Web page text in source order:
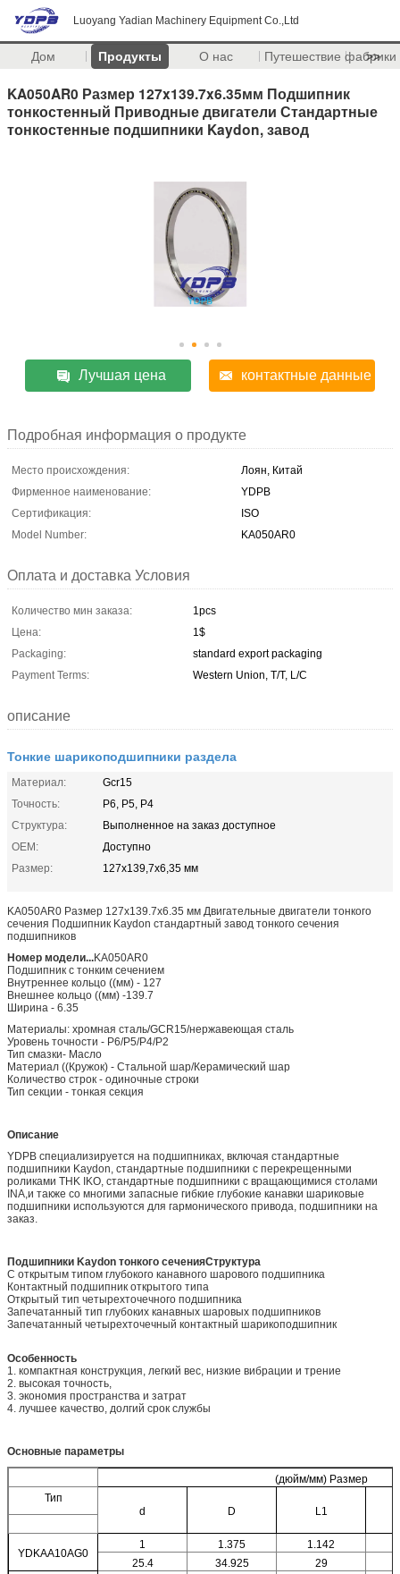
Luoyang Yadian Machinery Equipment Co.,Ltd
Дом Продукты О нас Путешествие фабрики
>>
KA050AR0 Размер 127x139.7x6.35мм Подшипник
тонкостенный Приводные двигатели Стандартные
тонкостенные подшипники Kaydon, завод
Лучшая цена контактные данные
Подробная информация о продукте
Место происхождения:
Лоян, Китай
Фирменное наименование:
YDPB
Сертификация:
ISO
Model Number:
KA050AR0
Оплата и доставка Условия
Количество мин заказа:
1pcs
Цена:
1$
Packaging:
standard export packaging
Payment Terms:
Western Union, T/T, L/C
описание
Тонкие шарикоподшипники раздела
Материал:
Gcr15
Точность:
P6, P5, P4
Структура:
Выполненное на заказ доступное
OEM:
Доступно
Размер:
127х139,7х6,35 мм
KA050AR0 Размер 127x139.7x6.35 мм Двигательные двигатели тонкого
сечения Подшипник Kaydon стандартный завод тонкого сечения
подшипников
Номер модели...KA050AR0
Подшипник с тонким сечением
Внутреннее кольцо ((мм) - 127
Внешнее кольцо ((мм) -139.7
Ширина - 6.35
Материалы: хромная сталь/GCR15/нержавеющая сталь
Уровень точности - P6/P5/P4/P2
Тип смазки- Масло
Материал ((Кружок) - Стальной шар/Керамический шар
Количество строк - одиночные строки
Тип секции - тонкая секция
Описание
YDPB специализируется на подшипниках, включая стандартные
подшипники Kaydon, стандартные подшипники с перекрещенными
роликами THK IKO, стандартные подшипники с вращающимися столами
INA,и также со многими запасные гибкие глубокие канавки шариковые
подшипники используются для гармонического привода, подшипники на
заказ.
Подшипники Kaydon тонкого сеченияСтруктура
С открытым типом глубокого канавного шарового подшипника
Контактный подшипник открытого типа
Открытый тип четырехточечного подшипника
Запечатанный тип глубоких канавных шаровых подшипников
Запечатанный четырехточечный контактный шарикоподшипник
Особенность
1. компактная конструкция, легкий вес, низкие вибрации и трение
2. высокая точность,
3. экономия пространства и затрат
4. лучшее качество, долгий срок службы
Основные параметры
(дюйм/мм) Размер
Тип
d
D L1
YDKAA10AG0
1 1.375 1.142
25.4
34.925 29